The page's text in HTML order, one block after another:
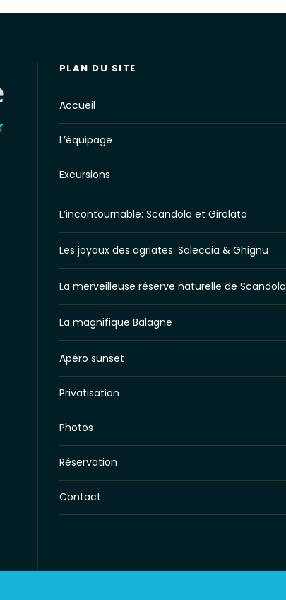
PLAN DU SITE
Accueil
L’équipage
Excursions
L’incontournable: Scandola et Girolata
Les joyaux des agriates: Saleccia & Ghignu
La merveilleuse réserve naturelle de Scandola
La magnifique Balagne
Apéro sunset
Privatisation
Photos
Réservation
Contact